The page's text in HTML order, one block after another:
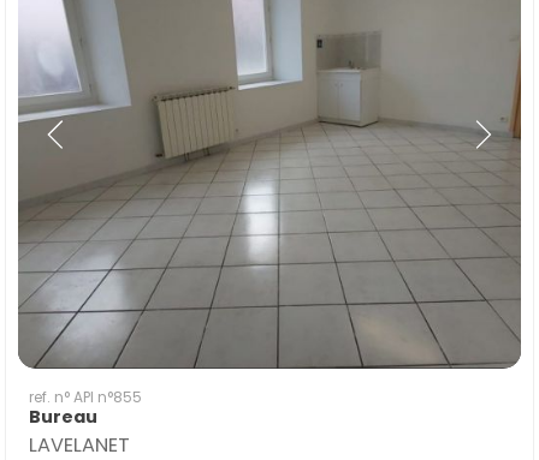
ref. n° API n°855
Bureau
LAVELANET